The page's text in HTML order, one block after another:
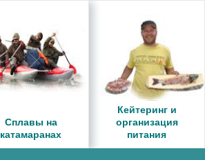
Сплавы на
катамаранах
Кейтеринг и
организация
питания